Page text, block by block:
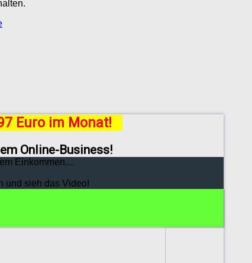
Euro im Monat!
Online-Business!
Einkommen....
und sieh das Video!